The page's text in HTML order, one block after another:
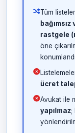
Tüm
rastgele
öne
ücret
Avukat ile
yapılmaz;